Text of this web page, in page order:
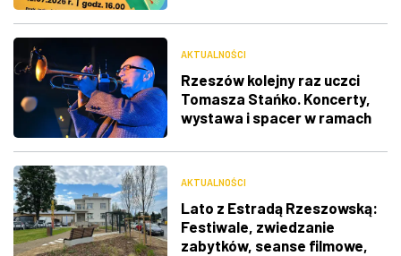
AKTUALNOŚCI
Rzeszów kolejny raz uczci
Tomasza Stańko. Koncerty,
wystawa i spacer w ramach
AKTUALNOŚCI
Lato z Estradą Rzeszowską:
Festiwale, zwiedzanie
zabytków, seanse filmowe,